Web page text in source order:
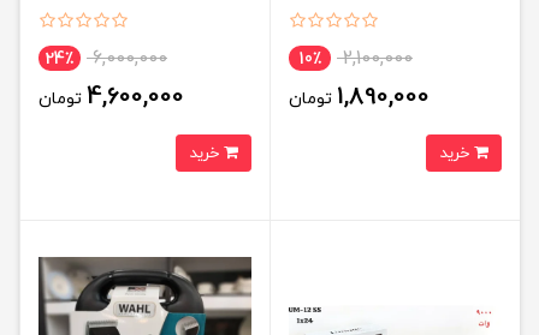
2,100,000 10٪
1,890,000 تومان
6,000,000 24٪
4,600,000 تومان